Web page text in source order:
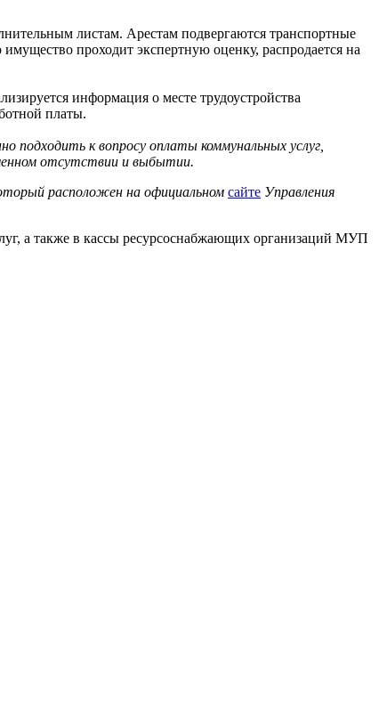
листам. Арестам подвергаются транспортные
проходит экспертную оценку, распродается на
информация о месте трудоустройства
платы.
подходить к вопросу оплаты коммунальных услуг,
отсутствии и выбытии.
расположен на официальном сайте Управления
а также в кассы ресурсоснабжающих организаций МУП